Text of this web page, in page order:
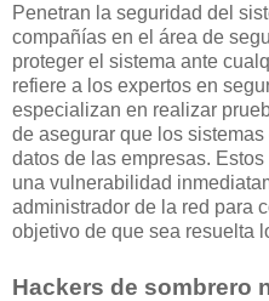
Penetran la seguridad del
compañías en el área de
proteger el sistema ante
refiere a los expertos en
especializan en realizar
de asegurar que los
datos de las empresas.
una vulnerabilidad
administrador de la red para
objetivo de que sea resuelta
Hackers de sombrero